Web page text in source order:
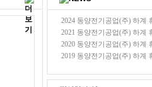
2024 동양전기공업(주) 하계
2021 동양전기공업(주) 하계
2020 동양전기공업(주) 하계
2019 동양전기공업(주) 하계